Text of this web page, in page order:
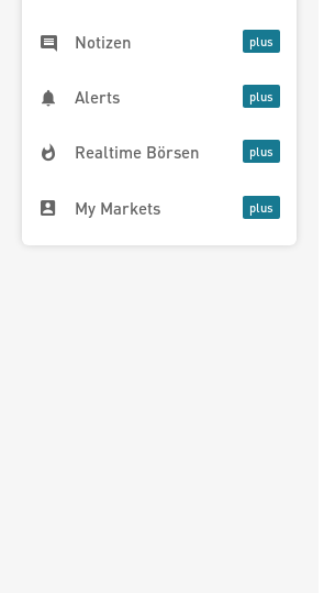
Notizen
Alerts
Realtime Börsen
My Markets